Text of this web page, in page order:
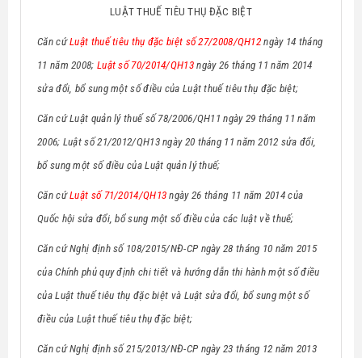
LUẬT THUẾ TIÊU THỤ ĐẶC BIỆT
Căn cứLuật thuế tiêu thụ đặc biệt số 27/2008/QH12 ngày 14 tháng
11 năm 2008; Luật số 70/2014/QH13ngày 26 tháng 11 năm 2014
sửa đổi, bổ sung một số điều của Luật thuế tiêu thụ đặc biệt;
Căn cứ Luật quản lý thuế số 78/2006/QH11 ngày 29 tháng 11 năm
2006; Luật số 21/2012/QH13 ngày 20 tháng 11 năm 2012 sửa đổi,
bổ sung một số điều của Luật quản lý thuế;
Căn cứLuật số 71/2014/QH13 ngày 26 tháng 11 năm 2014 của
Quốc hội sửa đổi, bổ sung một số điều của các luật về thuế;
Căn cứ Nghị định số 108/2015/NĐ-CP ngày 28 tháng 10 năm 2015
của Chính phủ quy định chi tiết và hướng dẫn thi hành một số điều
của Luật thuế tiêu thụ đặc biệt và Luật sửa đổi, bổ sung một số
điều của Luật thuế tiêu thụ đặc biệt;
Căn cứ Nghị định số 215/2013/NĐ-CP ngày 23 tháng 12 năm 2013